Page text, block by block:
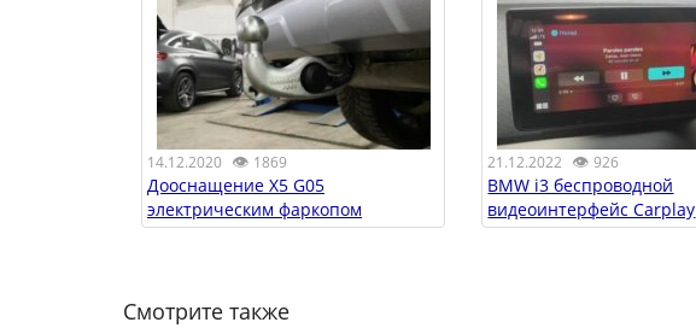
14.12.2020 👁 1869
Дооснащение X5 G05
электрическим фаркопом
21.12.2022 👁926
BMW i3 беспроводной
видеоинтерфейс Carplay
Смотрите также